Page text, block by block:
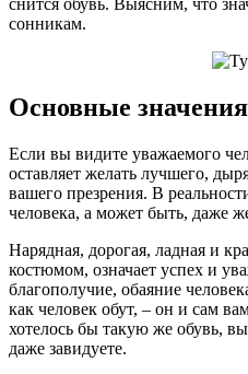
сонникам.
Основные значения
Если вы видите уважаемого
оставляет желать лучшего,
вашего презрения. В
человека, а может быть, даже
Нарядная, дорогая, ладная и
костюмом, означает успех и
благополучие, обаяние
как человек обут, – он и сам
хотелось бы такую же обувь,
даже завидуете.